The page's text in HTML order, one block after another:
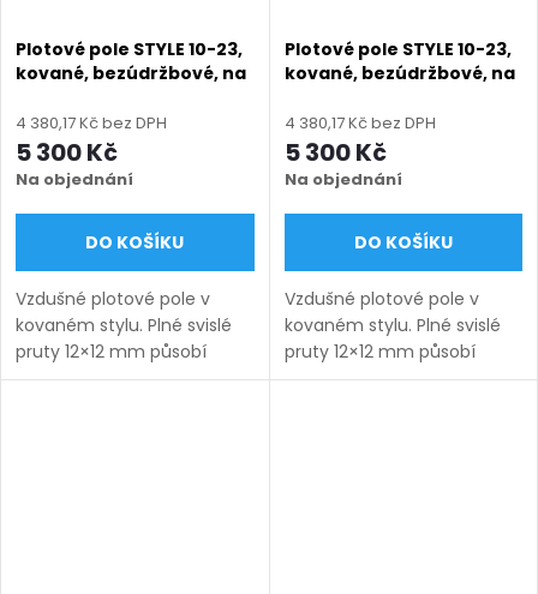
Plotové pole STYLE 10-23,
kované, bezúdržbové, na
mm, výška 450–1750
mm), hnědá RAL 8019
matná
4 380,17 Kč bez DPH
5 300 Kč
Na objednání
DO KOŠÍKU
Vzdušné plotové pole v
kovaném stylu. Plné svislé
pruty 12×12 mm působí
lehce a nadčasově.
Plotové pole STYLE 10-23,
kované, bezúdržbové, na
mm, výška 450–1750
mm), modrá RAL 5010
matná
4 380,17 Kč bez DPH
5 300 Kč
Na objednání
DO KOŠÍKU
Vzdušné plotové pole v
kovaném stylu. Plné svislé
pruty 12×12 mm působí
lehce a nadčasově.